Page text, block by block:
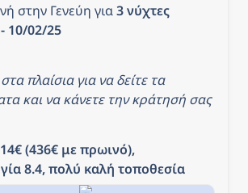
στην Γενεύη για 3 νύχτες
10/02/25
πλαίσια για να δείτε τα
και να κάνετε την κράτησή σας
(436€ με πρωινό),
8.4, πολύ καλή τοποθεσία